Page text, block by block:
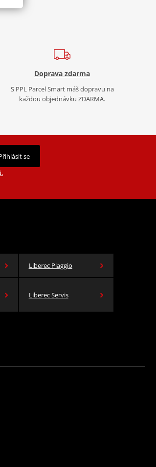
Doprava zdarma
S PPL Parcel Smart máš dopravu na
každou objednávku ZDARMA.
se
Liberec Piaggio
Liberec Servis